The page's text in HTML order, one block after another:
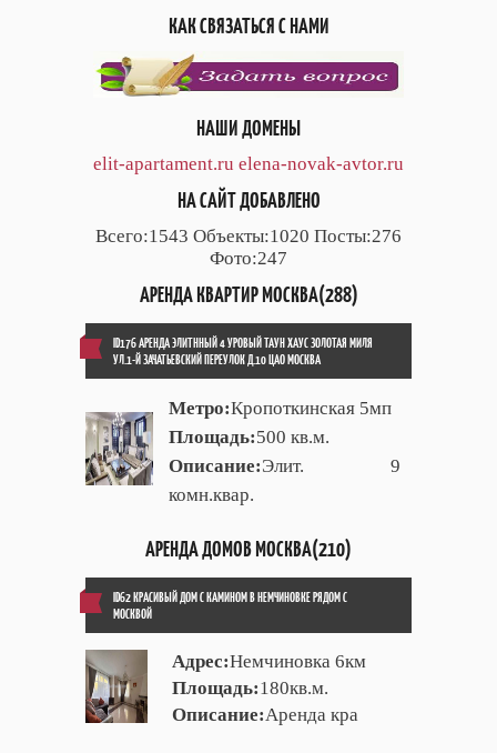
КАК СВЯЗАТЬСЯ С НАМИ
НАШИ ДОМЕНЫ
elit-apartament.ru elena-novak-avtor.ru
НА САЙТ ДОБАВЛЕНО
Всего:1543 Объекты:1020 Посты:276
Фото:247
АРЕНДА КВАРТИР МОСКВА(288)
ID176 АРЕНДА ЭЛИТННЫЙ 4 УРОВЫЙ ТАУН ХАУС ЗОЛОТАЯ МИЛЯ
УЛ.1-Й ЗАЧАТЬЕВСКИЙ ПЕРЕУЛОК Д.10 ЦАО МОСКВА
Метро:Кропоткинская 5мп
Площадь:500 кв.м.
Описание:Элит. 9
комн.квар.
АРЕНДА ДОМОВ МОСКВА(210)
ID62 КРАСИВЫЙ ДОМ С КАМИНОМ В НЕМЧИНОВКЕ РЯДОМ С
МОСКВОЙ
Адрес:Немчиновка 6км
Площадь:180кв.м.
Описание:Аренда кра